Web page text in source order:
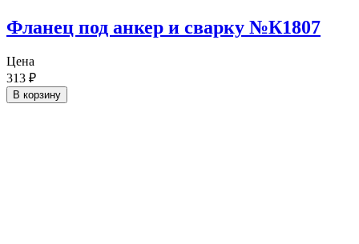
Фланец под анкер и сварку №К1807
Цена
313 ₽
В корзину